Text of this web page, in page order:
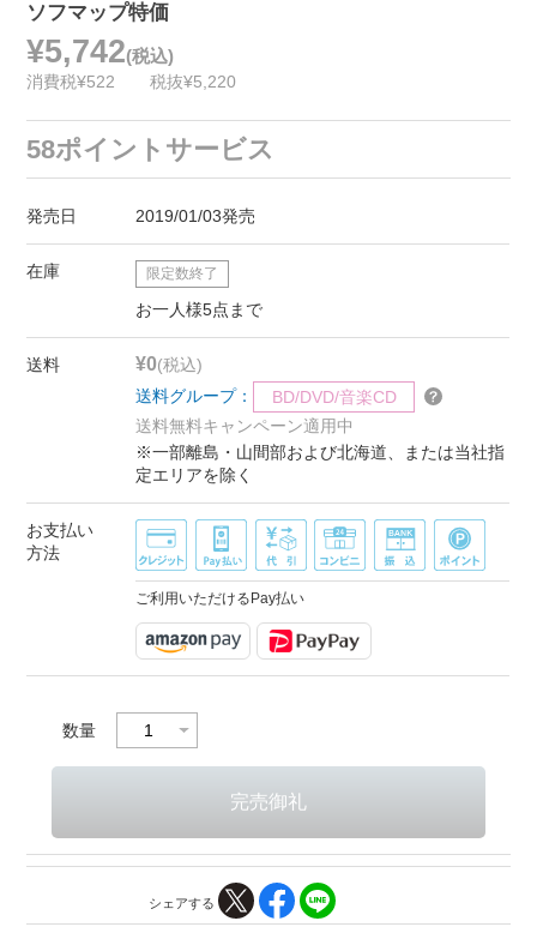
ソフマップ特価
¥5,742(税込)
消費税¥522 税抜¥5,220
58ポイントサービス
発売日 2019/01/03発売
在庫 限定数終了
お一人様5点まで
送料 ¥0(税込)
送料グループ：
BD/DVD/音楽CD
送料無料キャンペーン適用中
※一部離島・山間部および北海道、または当社指
定エリアを除く
お支払い
方法
ご利用いただけるPay払い
数量
シェアする